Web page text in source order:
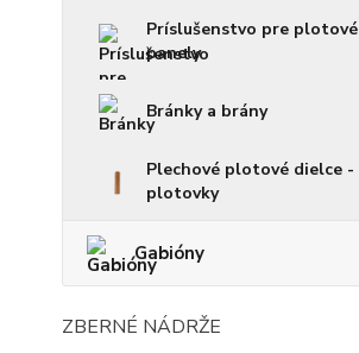
Príslušenstvo pre plotové
panely
Bránky a brány
Plechové plotové dielce -
plotovky
Gabióny
ZBERNÉ NÁDRŽE